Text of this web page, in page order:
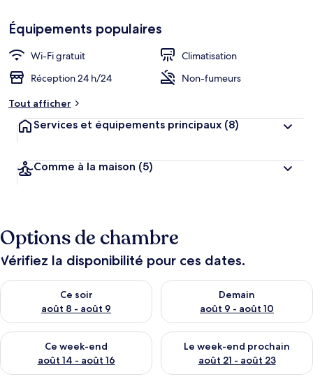
Équipements populaires
Wi-Fi gratuit
Climatisation
Réception 24 h/24
Non-fumeurs
Tout afficher
Services et équipements principaux (8)
Comme à la maison (5)
Options de chambre
Vérifiez la disponibilité pour ces dates.
Ce soir
août 8 - août 9
Vérifier la disponibilité pour ce soir août 8 - août 9
Demain
août 9 - août 10
Vérifier la disponibilité pour
Ce week-end
août 14 - août 16
Vérifier la disponibilité pour ce week-end août 14 - août 16
Le week-end prochain
août 21 - août 23
Vérifier la disponibilité pour